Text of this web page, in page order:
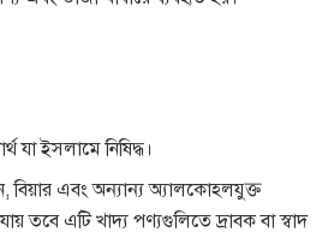
যা ইসলামে নিষিদ্ধ।
বিয়ার এবং অন্যান্য অ্যালকোহলযুক্ত
তবে এটি খাদ্য পণ্যগুলিতে দ্রাবক বা স্বাদ